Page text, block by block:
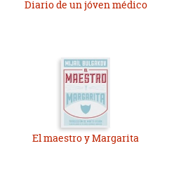
Diario de un jóven médico
El maestro y Margarita